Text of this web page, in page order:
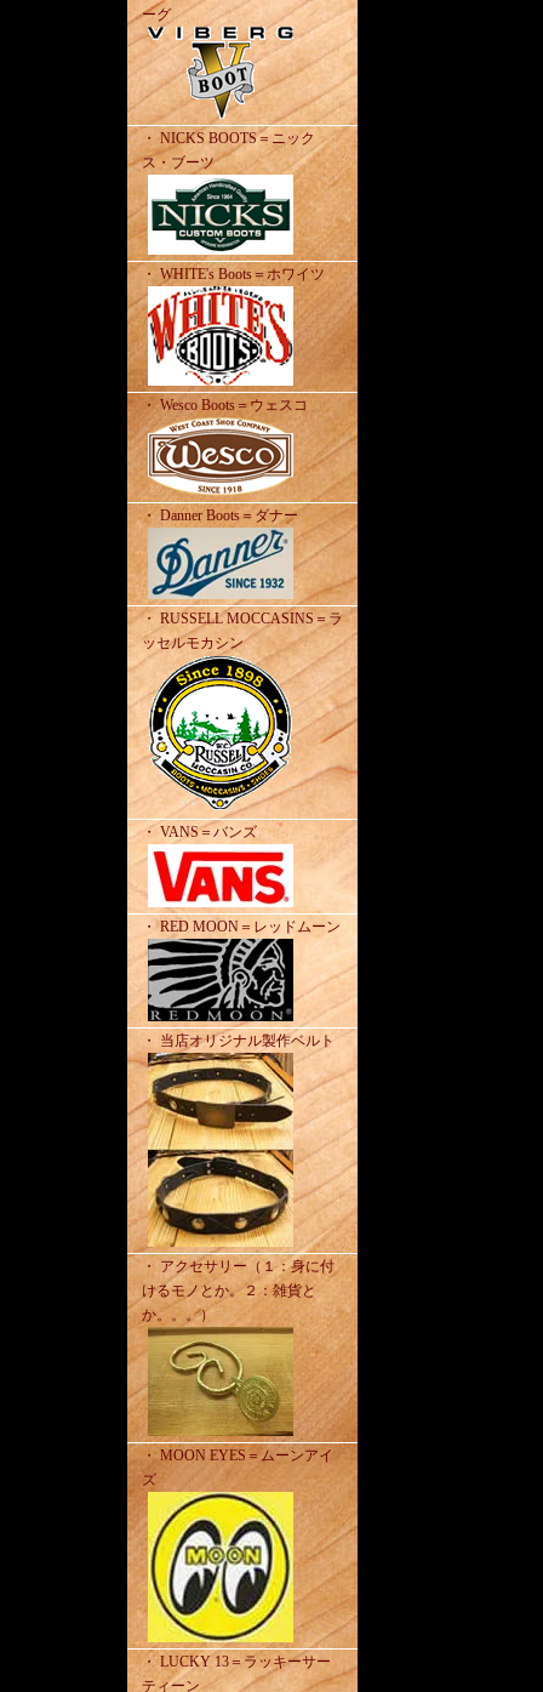
ーグ
・ NICKS BOOTS＝ニック
ス・ブーツ
・ WHITE's Boots＝ホワイツ
・ Wesco Boots＝ウェスコ
・ Danner Boots＝ダナー
・ RUSSELL MOCCASINS＝ラ
ッセルモカシン
・ VANS＝バンズ
・ RED MOON＝レッドムーン
・ 当店オリジナル製作ベルト
・ アクセサリー（１：身に付
けるモノとか。２：雑貨と
か。。。）
・ MOON EYES＝ムーンアイ
ズ
・ LUCKY 13＝ラッキーサー
ティーン